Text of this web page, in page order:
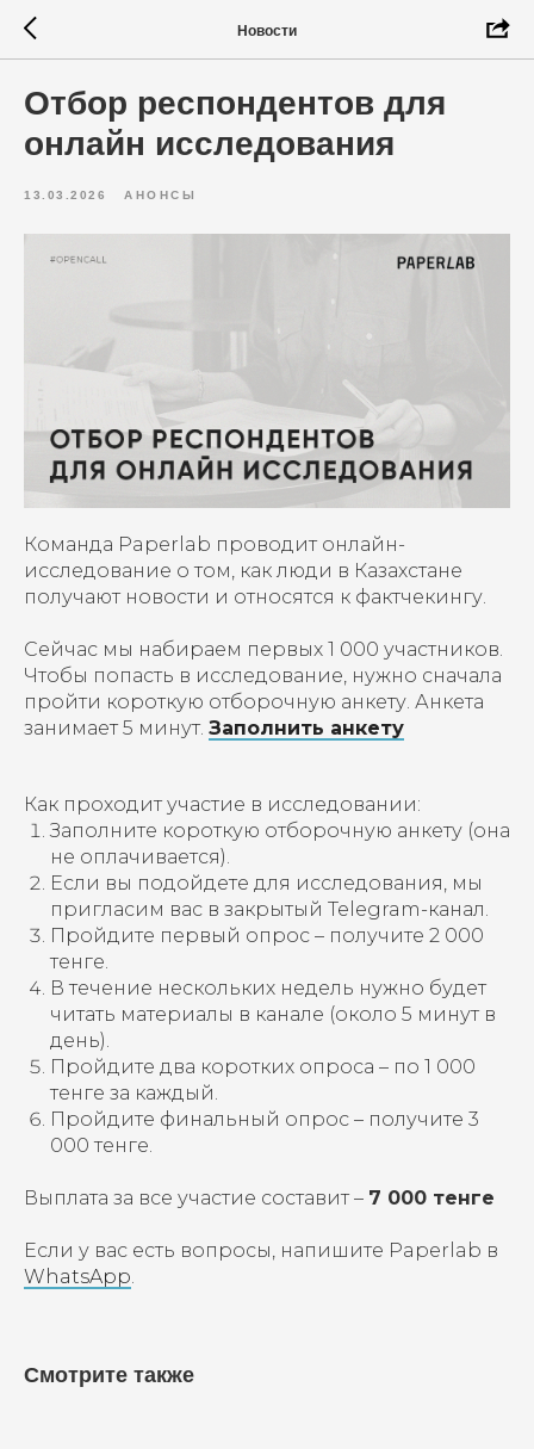
Новости
Отбор респондентов для
онлайн исследования
13.03.2026 АНОНСЫ
Команда Paperlab проводит онлайн-
исследование о том, как люди в Казахстане
получают новости и относятся к фактчекингу.
Сейчас мы набираем первых 1 000 участников.
Чтобы попасть в исследование, нужно сначала
пройти короткую отборочную анкету. Анкета
занимает 5 минут. Заполнить анкету
Как проходит участие в исследовании:
Заполните короткую отборочную анкету (она
не оплачивается).
Если вы подойдете для исследования, мы
пригласим вас в закрытый Telegram-канал.
Пройдите первый опрос – получите 2 000
тенге.
В течение нескольких недель нужно будет
читать материалы в канале (около 5 минут в
день).
Пройдите два коротких опроса – по 1 000
тенге за каждый.
Пройдите финальный опрос – получите 3
000 тенге.
Выплата за все участие составит – 7 000 тенге
Если у вас есть вопросы, напишите Paperlab в
WhatsApp
Смотрите также